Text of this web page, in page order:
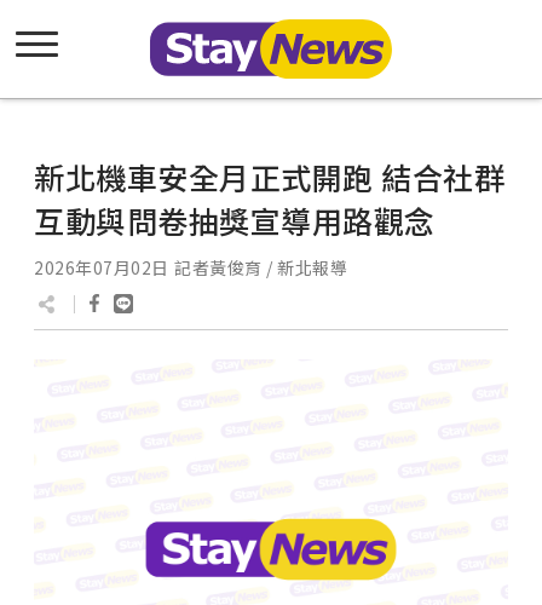
新北機車安全月正式開跑 結合社群
互動與問卷抽獎宣導用路觀念
2026年07月02日 記者黃俊育 / 新北報導